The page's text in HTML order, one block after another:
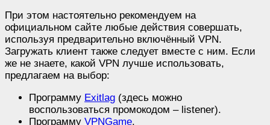
При этом настоятельно рекомендуем на
официальном сайте любые действия совершать,
используя предварительно включённый VPN.
Загружать клиент также следует вместе с ним. Если
же не знаете, какой VPN лучше использовать,
предлагаем на выбор:
Программу Exitlag (здесь можно
воспользоваться промокодом – listener).
Программу VPNGame.